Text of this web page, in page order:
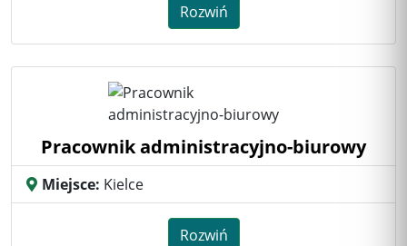
Rozwiń
Pracownik administracyjno-biurowy
Miejsce: Kielce
Rozwiń